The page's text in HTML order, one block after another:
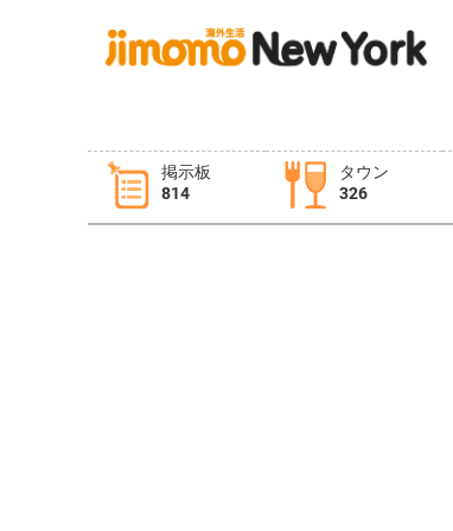
掲示板
814
タウン
326
タウン情報